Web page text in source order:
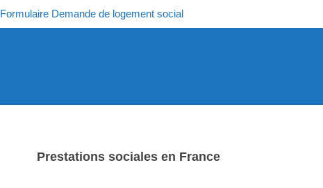
Formulaire Demande de logement social
Prestations sociales en France